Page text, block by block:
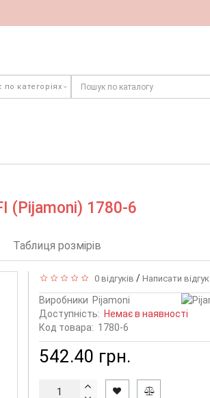
(Pijamoni) 1780-6
Таблиця розмірів
0 відгуків / Написати відгук
Виробники Pijamoni
Доступність: Немає в наявності
Код товара: 1780-6
542.40 грн.